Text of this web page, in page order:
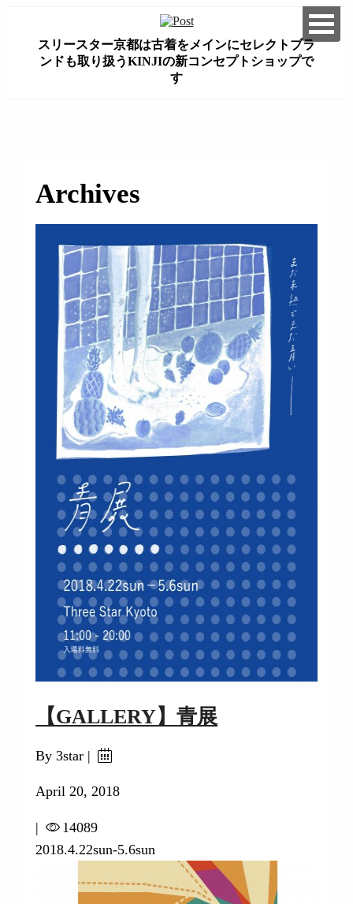
スリースター京都は古着をメインにセレクトブラ
ンドも取り扱うKINJIの新コンセプトショップで
す
Archives
【GALLERY】青展
By 3star |
April 20, 2018
|
14089
2018.4.22sun-5.6sun